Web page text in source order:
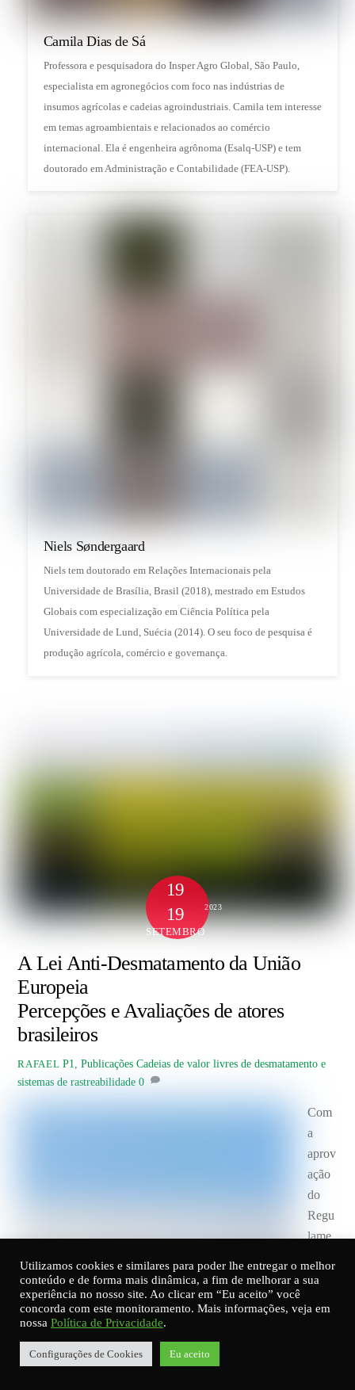
Camila Dias de Sá
Professora e pesquisadora do Insper Agro Global, São Paulo,
especialista em agronegócios com foco nas indústrias de
insumos agrícolas e cadeias agroindustriais. Camila tem interesse
em temas agroambientais e relacionados ao comércio
internacional. Ela é engenheira agrônoma (Esalq-USP) e tem
doutorado em Administração e Contabilidade (FEA-USP).
Niels Søndergaard
Niels tem doutorado em Relações Internacionais pela
Universidade de Brasília, Brasil (2018), mestrado em Estudos
Globais com especialização em Ciência Política pela
Universidade de Lund, Suécia (2014). O seu foco de pesquisa é
produção agrícola, comércio e governança.
19
19
SETEMBRO
2023
A Lei Anti-Desmatamento da União
Europeia
Percepções e Avaliações de atores
brasileiros
RAFAEL P1 ,Publicações Cadeias de valor livres de desmatamento e
sistemas de rastreabilidade 0
Com
a
aprov
ação
do
Regu
lame
da
Utilizamos cookies e similares para poder lhe entregar o melhor
conteúdo e de forma mais dinâmica, a fim de melhorar a sua
experiência no nosso site. Ao clicar em “Eu aceito” você
concorda com este monitoramento. Mais informações, veja em
nossa Política de Privacidade.
Configurações de Cookies Eu aceito